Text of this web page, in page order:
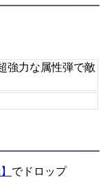
強力な属性弾で敵
でドロップ